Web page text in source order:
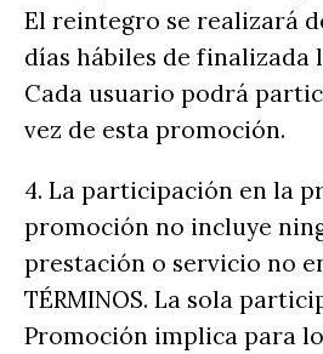
El reintegro se realizará
días hábiles de finalizada
Cada usuario podrá
vez de esta promoción.
4. La participación en la
promoción no incluye
prestación o servicio no
TÉRMINOS. La sola
Promoción implica para